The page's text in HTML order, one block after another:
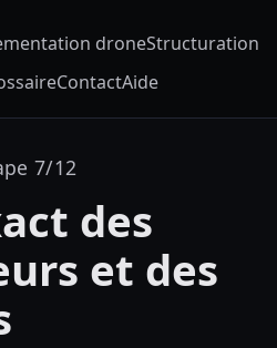
droneStructuration
ContactAide
7/12
des
et des